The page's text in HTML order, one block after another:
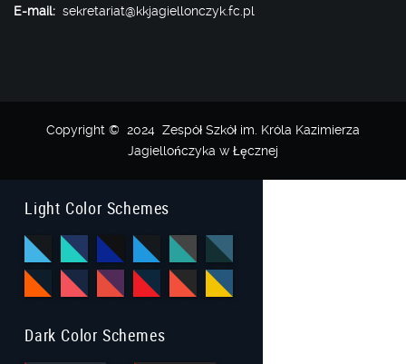
E-mail: sekretariat@kkjagiellonczyk.fc.pl
Copyright © 2024 Zespół Szkół im. Króla Kazimierza
Jagiellończyka w Łęcznej
Light Color Schemes
Dark Color Schemes